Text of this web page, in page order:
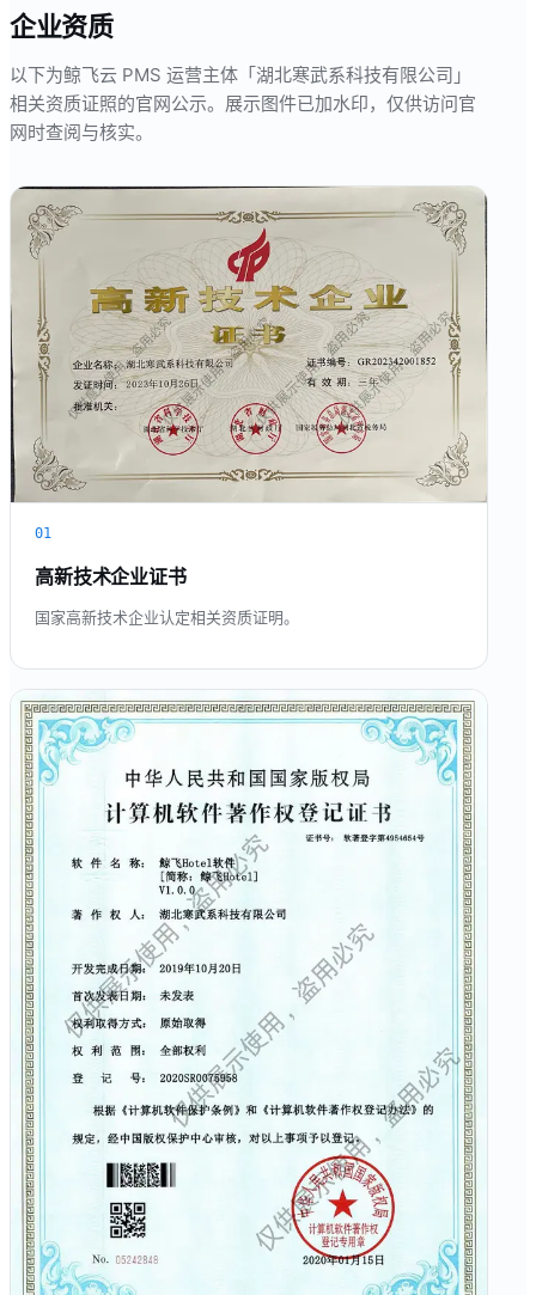
企业资质
以下为鲸飞云 PMS 运营主体「湖北寒武系科技有限公司」
相关资质证照的官网公示。展示图件已加水印，仅供访问官
网时查阅与核实。
01
高新技术企业证书
国家高新技术企业认定相关资质证明。